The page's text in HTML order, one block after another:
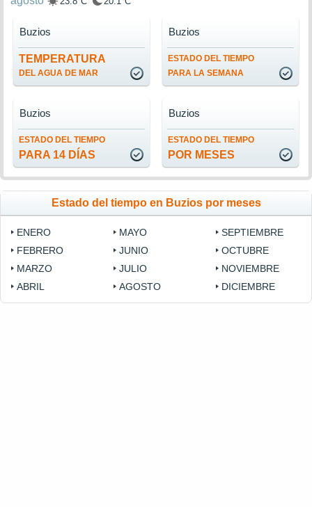
TEMPERATURA
DEL AGUA DE MAR
Buzios
ESTADO DEL TIEMPO
PARA LA SEMANA
Buzios
ESTADO DEL TIEMPO
PARA 14 DÍAS
Buzios
ESTADO DEL TIEMPO
POR MESES
Buzios
Estado del tiempo en Buzios por meses
ENERO
FEBRERO
MARZO
ABRIL
MAYO
JUNIO
JULIO
AGOSTO
SEPTIEMBRE
OCTUBRE
NOVIEMBRE
DICIEMBRE